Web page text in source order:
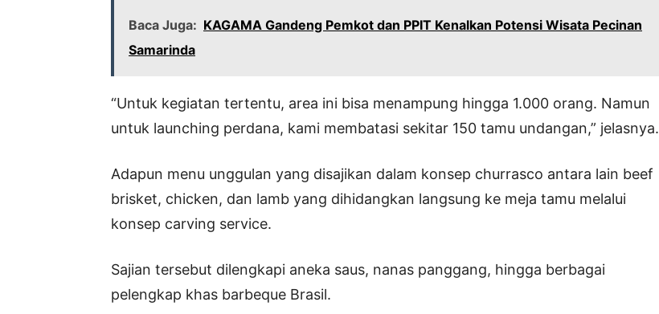
Baca Juga: KAGAMA Gandeng Pemkot dan PPIT Kenalkan Potensi Wisata Pecinan
Samarinda
“Untuk kegiatan tertentu, area ini bisa menampung hingga 1.000 orang. Namun
untuk launching perdana, kami membatasi sekitar 150 tamu undangan,” jelasnya.
Adapun menu unggulan yang disajikan dalam konsep churrasco antara lain beef
brisket, chicken, dan lamb yang dihidangkan langsung ke meja tamu melalui
konsep carving service.
Sajian tersebut dilengkapi aneka saus, nanas panggang, hingga berbagai
pelengkap khas barbeque Brasil.